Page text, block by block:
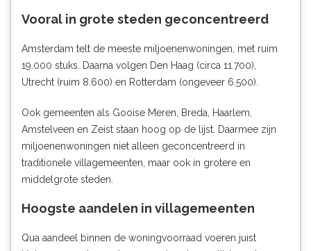
Vooral in grote steden geconcentreerd
Amsterdam telt de meeste miljoenenwoningen, met ruim
19.000 stuks. Daarna volgen Den Haag (circa 11.700),
Utrecht (ruim 8.600) en Rotterdam (ongeveer 6.500).
Ook gemeenten als Gooise Meren, Breda, Haarlem,
Amstelveen en Zeist staan hoog op de lijst. Daarmee zijn
miljoenenwoningen niet alleen geconcentreerd in
traditionele villagemeenten, maar ook in grotere en
middelgrote steden.
Hoogste aandelen in villagemeenten
Qua aandeel binnen de woningvoorraad voeren juist